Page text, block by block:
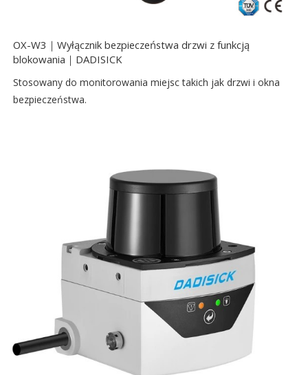
OX-W3｜Wyłącznik bezpieczeństwa drzwi z funkcją
blokowania｜DADISICK
Stosowany do monitorowania miejsc takich jak drzwi i okna
bezpieczeństwa.